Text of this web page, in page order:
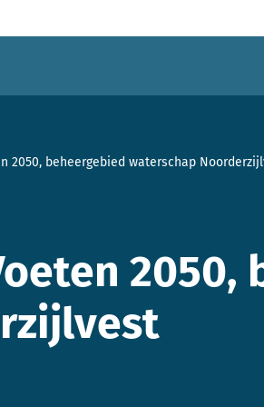
2050, beheergebied waterschap